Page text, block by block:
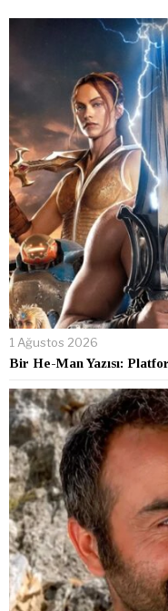
1 Ağustos 2026
Bir He-Man Yazısı: